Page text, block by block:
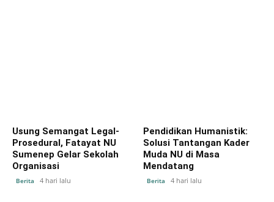
Usung Semangat Legal-
Prosedural, Fatayat NU
Sumenep Gelar Sekolah
Organisasi
Berita 4 hari lalu
Pendidikan Humanistik:
Solusi Tantangan Kader
Muda NU di Masa
Mendatang
Berita 4 hari lalu